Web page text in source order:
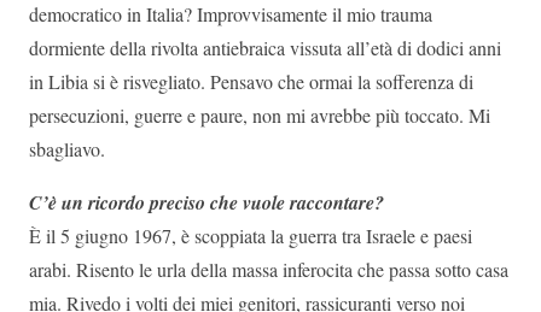
democratico in Italia? Improvvisamente il mio trauma
dormiente della rivolta antiebraica vissuta all’età di dodici anni
in Libia si è risvegliato. Pensavo che ormai la sofferenza di
persecuzioni, guerre e paure, non mi avrebbe più toccato. Mi
sbagliavo.
C’è un ricordo preciso che vuole raccontare?
È il 5 giugno 1967, è scoppiata la guerra tra Israele e paesi
arabi. Risento le urla della massa inferocita che passa sotto casa
mia. Rivedo i volti dei miei genitori, rassicuranti verso noi